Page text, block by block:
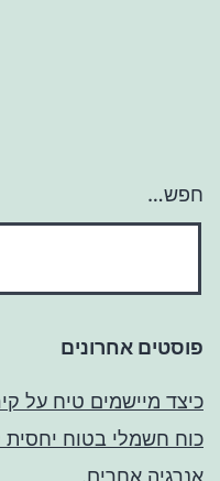
חפש…
פוסטים אחרונים
כיצד מיישמים טיח על
כוח חשמלי בטוח